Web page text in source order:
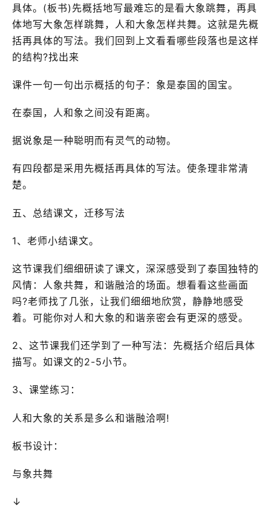
具体。(板书)先概括地写最难忘的是看大象跳舞，再具
体地写大象怎样跳舞，人和大象怎样共舞。这就是先概
括再具体的写法。我们回到上文看看哪些段落也是这样
的结构?找出来
课件一句一句出示概括的句子：象是泰国的国宝。
在泰国，人和象之间没有距离。
据说象是一种聪明而有灵气的动物。
有四段都是采用先概括再具体的写法。使条理非常清
楚。
五、总结课文，迁移写法
1、老师小结课文。
这节课我们细细研读了课文，深深感受到了泰国独特的
风情：人象共舞，和谐融洽的场面。想看看这些画面
吗?老师找了几张，让我们细细地欣赏，静静地感受
着。可能你对人和大象的和谐亲密会有更深的感受。
2、这节课我们还学到了一种写法：先概括介绍后具体
描写。如课文的2-5小节。
3、课堂练习：
人和大象的关系是多么和谐融洽啊!
板书设计：
与象共舞
↓